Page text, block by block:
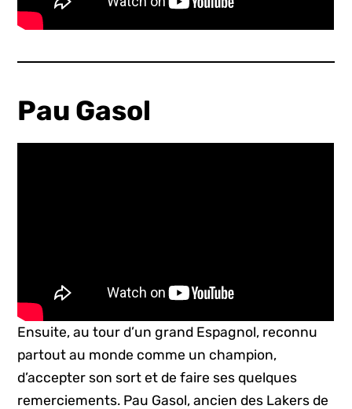
Pau Gasol
Ensuite, au tour d’un grand Espagnol, reconnu
partout au monde comme un champion,
d’accepter son sort et de faire ses quelques
remerciements. Pau Gasol, ancien des Lakers de